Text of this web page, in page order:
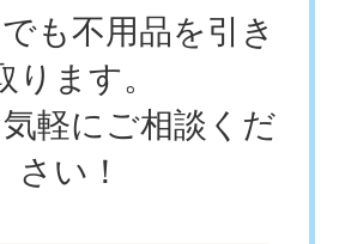
も不用品を引き
ります。
軽にご相談くだ
さい！